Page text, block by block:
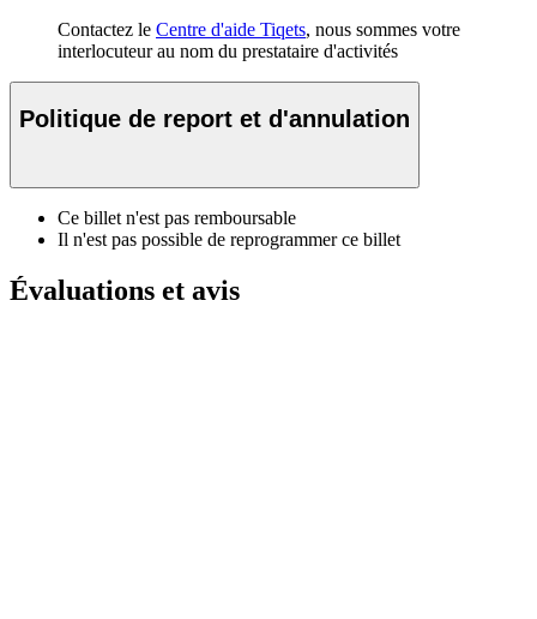
Contactez le Centre d'aide Tiqets, nous sommes votre
interlocuteur au nom du prestataire d'activités
Politique de report et d'annulation
Ce billet n'est pas remboursable
Il n'est pas possible de reprogrammer ce billet
Évaluations et avis